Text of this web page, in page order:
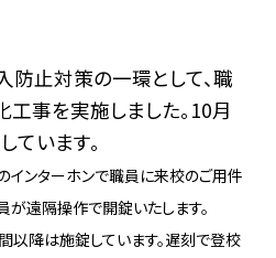
止対策の一環として、職
事を実施しました。10月
ています。
インターホンで職員に来校のご用件
が遠隔操作で開錠いたします。
以降は施錠しています。遅刻で登校